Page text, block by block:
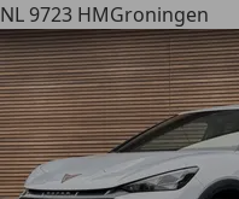
NL 9723 HMGroningen